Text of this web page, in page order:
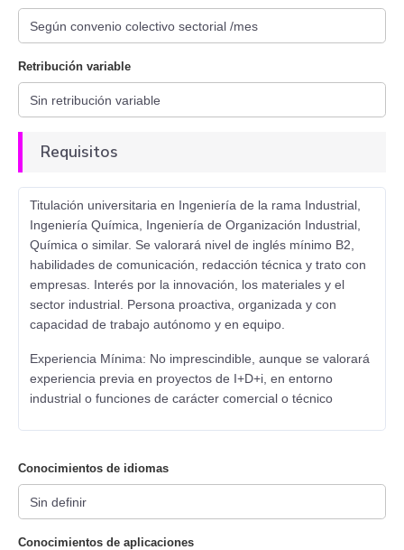
Retribución variable
Requisitos
Titulación universitaria en Ingeniería de la rama Industrial,
Ingeniería Química, Ingeniería de Organización Industrial,
Química o similar. Se valorará nivel de inglés mínimo B2,
habilidades de comunicación, redacción técnica y trato con
empresas. Interés por la innovación, los materiales y el
sector industrial. Persona proactiva, organizada y con
capacidad de trabajo autónomo y en equipo.
Experiencia Mínima: No imprescindible, aunque se valorará
experiencia previa en proyectos de I+D+i, en entorno
industrial o funciones de carácter comercial o técnico
Conocimientos de idiomas
Conocimientos de aplicaciones